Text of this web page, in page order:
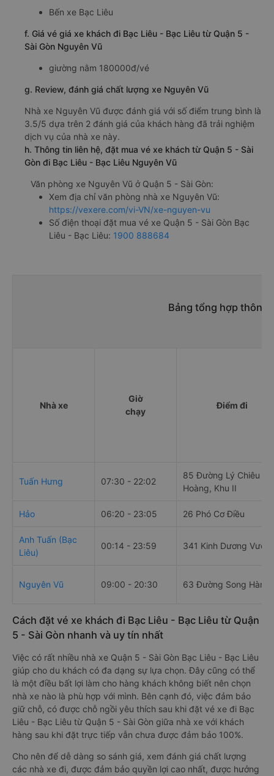
Bến xe Bạc Liêu
f. Giá vé giá xe khách đi Bạc Liêu - Bạc Liêu từ Quận 5 -
Sài Gòn Nguyên Vũ
giường nằm 180000đ/vé
g. Review, đánh giá chất lượng xe Nguyên Vũ
Nhà xe Nguyên Vũ được đánh giá với số điểm trung bình là
3.5/5 dựa trên 2 đánh giá của khách hàng đã trải nghiệm
dịch vụ của nhà xe này.
h. Thông tin liên hệ, đặt mua vé xe khách từ Quận 5 - Sài
Gòn đi Bạc Liêu - Bạc Liêu Nguyên Vũ
Văn phòng xe Nguyên Vũ ở Quận 5 - Sài Gòn:
Xem địa chỉ văn phòng nhà xe Nguyên Vũ:
https://vexere.com/vi-VN/xe-nguyen-vu
Số điện thoại đặt mua vé xe Quận 5 - Sài Gòn Bạc
Liêu - Bạc Liêu: 1900 888684
Bảng tổng hợp thông
Nhà xe
Giờ
chạy
Điểm đi
Tuấn Hưng 07:30 - 22:02
85 Đường Lý Chiêu
Hoàng, Khu II
Hảo 06:20 - 23:05 26 Phó Cơ Điều
Anh Tuấn (Bạc
Liêu)
00:14 - 23:59 341 Kinh Dương
Nguyên Vũ 09:00 - 20:30 63 Đường Song Hành
Cách đặt vé xe khách đi Bạc Liêu - Bạc Liêu từ Quận
5 - Sài Gòn nhanh và uy tín nhất
Việc có rất nhiều nhà xe Quận 5 - Sài Gòn Bạc Liêu - Bạc Liêu
giúp cho du khách có đa dạng sự lựa chọn. Đây cũng có thể
là một điều bất lợi làm cho hàng khách không biết nên chọn
nhà xe nào là phù hợp với mình. Bên cạnh đó, việc đảm bảo
giữ chỗ, có được chỗ ngồi yêu thích sau khi đặt vé xe đi Bạc
Liêu - Bạc Liêu từ Quận 5 - Sài Gòn giữa nhà xe với khách
hàng sau khi đặt trực tiếp vẫn chưa được đảm bảo 100%.
Cho nên để dễ dàng so sánh giá, xem đánh giá chất lượng
các nhà xe đi, được đảm bảo quyền lợi cao nhất, được hưởng